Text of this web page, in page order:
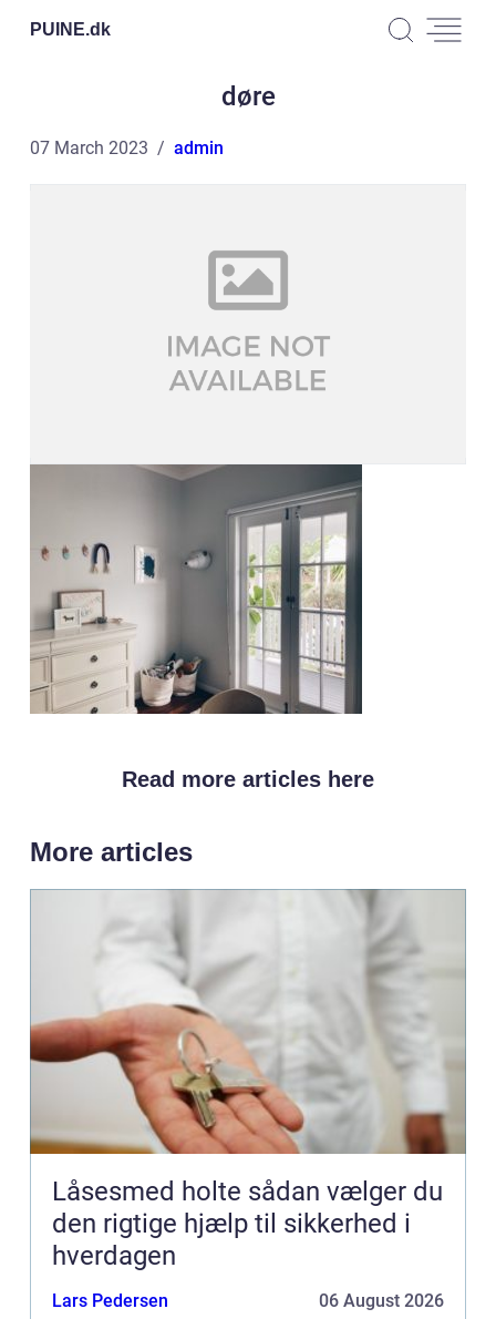
PUINE.dk
døre
07 March 2023 admin
Read more articles here
More articles
Låsesmed holte sådan vælger du
den rigtige hjælp til sikkerhed i
hverdagen
Lars Pedersen 06 August 2026